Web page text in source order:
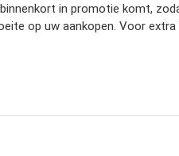
in promotie komt,
op uw aankopen. Voor